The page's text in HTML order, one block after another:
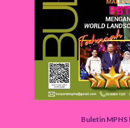
Buletin MPHS